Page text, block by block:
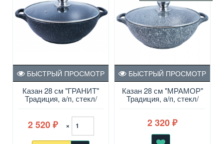
Казан 28 см "ГРАНИТ"
Традиция, а/п, стекл/
крышка
БЫСТРЫЙ ПРОСМОТР
2 520 ₽ ×
Казан 28 см "МРАМОР"
Традиция, а/п, стекл/
крышка
БЫСТРЫЙ ПРОСМОТР
2 320 ₽